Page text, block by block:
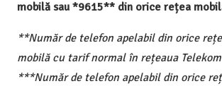
mobilă sau *9615** din orice rețea
**Număr de telefon apelabil din orice
mobilă cu tarif normal în rețeaua Telekom
***Număr de telefon apelabil din orice